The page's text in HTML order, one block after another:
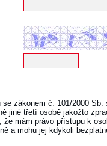
zákonem č. 101/2000
jiné třetí osobě jakožto
mám právo přístupu k
a mohu jej kdykoli